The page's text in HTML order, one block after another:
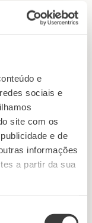
e
sociais e
site com os
e de
informações
a partir da sua
a cavala.
hora, tapados com
de sal.
preta durante 2
em três.